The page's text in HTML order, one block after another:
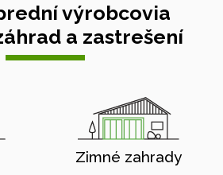
výrobcovia
a zastrešení
Zimné zahrady